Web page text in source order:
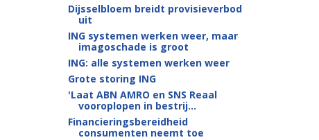
Dijsselbloem breidt provisieverbod
uit
ING systemen werken weer, maar
imagoschade is groot
ING: alle systemen werken weer
Grote storing ING
'Laat ABN AMRO en SNS Reaal
vooroplopen in bestrij...
Financieringsbereidheid
consumenten neemt toe